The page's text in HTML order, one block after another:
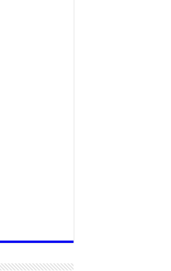
үнэ цэнийг
“Дэлхийн
т 15000 морьтон
багийн
харвааны
бөгөөд
Б.Пүрэвдагва
45 баг
үзүүлж байна
даваа